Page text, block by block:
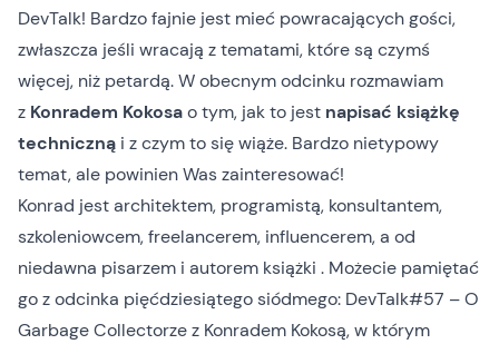
DevTalk! Bardzo fajnie jest mieć powracających gości,
zwłaszcza jeśli wracają z tematami, które są czymś
więcej, niż petardą. W obecnym odcinku rozmawiam
z Konradem Kokosao tym, jak to jest napisać książkę
techniczną i z czym to się wiąże. Bardzo nietypowy
temat, ale powinien Was zainteresować!
Konrad jest architektem, programistą, konsultantem,
szkoleniowcem, freelancerem, influencerem, a od
niedawna pisarzem i autorem książki . Możecie pamiętać
go z odcinka pięćdziesiątego siódmego: DevTalk#57 – O
Garbage Collectorze z Konradem Kokosą, w którym